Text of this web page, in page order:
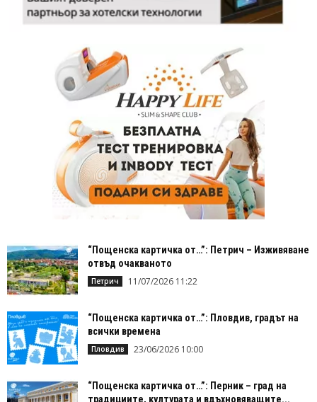
“Пощенска картичка от…”: Петрич – Изживяване
отвъд очакваното
Петрич 11/07/2026 11:22
“Пощенска картичка от…”: Пловдив, градът на
всички времена
Пловдив 23/06/2026 10:00
“Пощенска картичка от…”: Перник – град на
традициите, културата и вдъхновяващите...